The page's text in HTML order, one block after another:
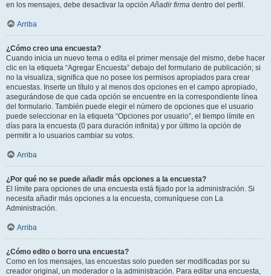
en los mensajes, debe desactivar la opciónAñadir firma dentro del perfil.
Arriba
¿Cómo creo una encuesta?
Cuando inicia un nuevo tema o edita el primer mensaje del mismo, debe hacer
clic en la etiqueta “Agregar Encuesta” debajo del formulario de publicación; si
no la visualiza, significa que no posee los permisos apropiados para crear
encuestas. Inserte un título y al menos dos opciones en el campo apropiado,
asegurándose de que cada opción se encuentre en la correspondiente línea
del formulario. También puede elegir el número de opciones que el usuario
puede seleccionar en la etiqueta “Opciones por usuario”, el tiempo límite en
días para la encuesta (0 para duración infinita) y por último la opción de
permitir a lo usuarios cambiar su votos.
Arriba
¿Por qué no se puede añadir más opciones a la encuesta?
El límite para opciones de una encuesta está fijado por la administración. Si
necesita añadir más opciones a la encuesta, comuníquese con La
Administración.
Arriba
¿Cómo edito o borro una encuesta?
Como en los mensajes, las encuestas solo pueden ser modificadas por su
creador original, un moderador o la administración. Para editar una encuesta,